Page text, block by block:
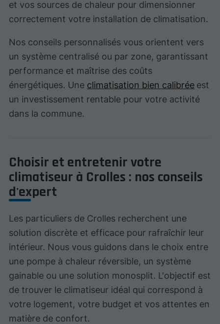
et vos sources de chaleur pour dimensionner
correctement votre installation de climatisation.
Nos conseils personnalisés vous orientent vers
un système centralisé ou par zone, garantissant
performance et maîtrise des coûts
énergétiques. Une climatisation bien calibrée est
un investissement rentable pour votre activité
dans la commune.
Choisir et entretenir votre
climatiseur à Crolles : nos conseils
d'expert
Les particuliers de Crolles recherchent une
solution discrète et efficace pour rafraîchir leur
intérieur. Nous vous guidons dans le choix entre
une pompe à chaleur réversible, un système
gainable ou une solution monosplit. L'objectif est
de trouver le climatiseur idéal qui correspond à
votre logement, votre budget et vos attentes en
matière de confort.